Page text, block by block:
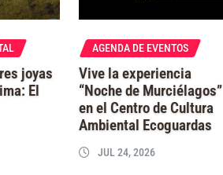
joyas
El
AGENDA DE EVENTOS
Vive la experiencia
“Noche de Murciélagos”
en el Centro de Cultura
Ambiental Ecoguardas
JUL 24, 2026